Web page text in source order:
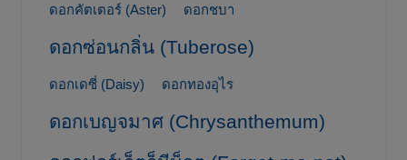
ดอกคัตเตอร์ (Aster) ดอกชบา
ดอกซ่อนกลิ่น (Tuberose)
ดอกเดซี่ (Daisy) ดอกทองอุไร
ดอกเบญจมาศ (Chrysanthemum)